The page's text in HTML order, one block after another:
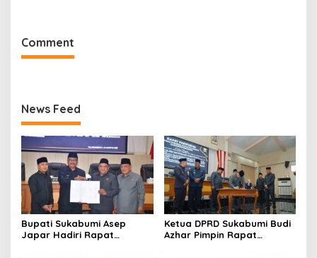
Comment
News Feed
Bupati Sukabumi Asep
Japar Hadiri Rapat
Ketua DPRD Sukabumi Budi
Azhar Pimpin Rapat